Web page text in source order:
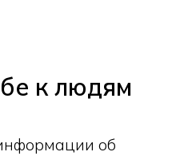
к людям
об